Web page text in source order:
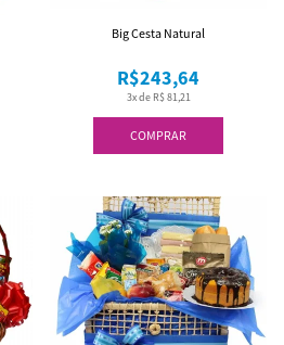
COMPRAR
3x de R$ 81,21
R$243,64
Big Cesta Natural